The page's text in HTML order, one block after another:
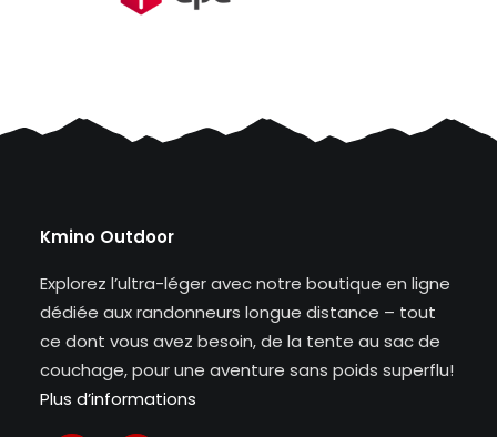
Kmino Outdoor
Explorez l’ultra-léger avec notre boutique en ligne
dédiée aux randonneurs longue distance – tout
ce dont vous avez besoin, de la tente au sac de
couchage, pour une aventure sans poids superflu!
Plus d’informations